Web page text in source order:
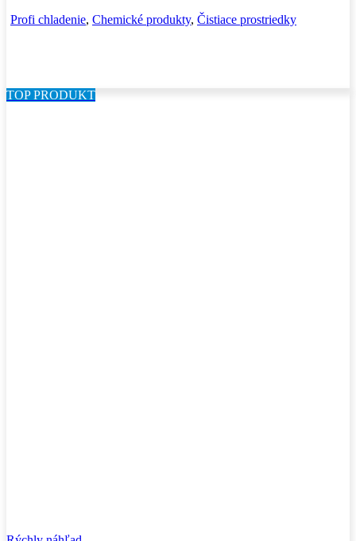
Profi chladenie, Chemické produkty, Čistiace prostriedky
TOP PRODUKT